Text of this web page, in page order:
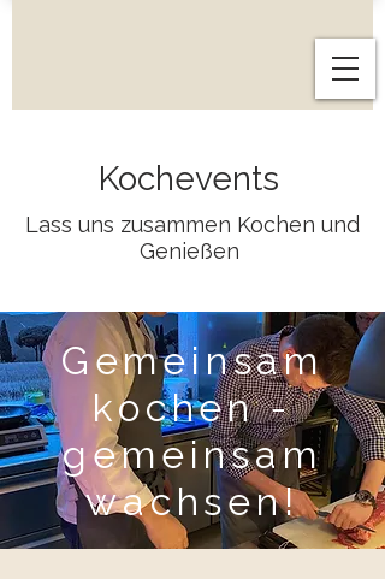
Kochevents
Lass uns zusammen Kochen und
Genießen
Gemeinsam
kochen -
gemeinsam
wachsen!